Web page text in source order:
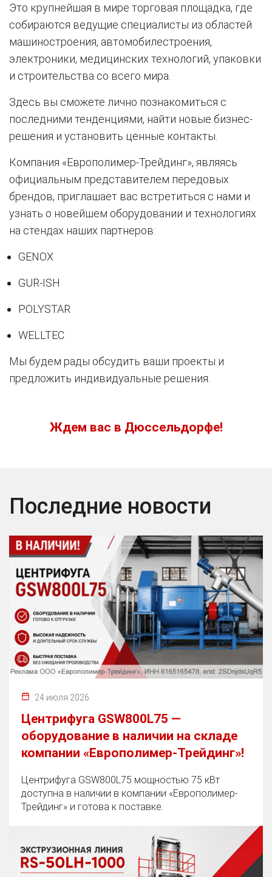
Это крупнейшая в мире торговая площадка, где
собираются ведущие специалисты из областей
машиностроения, автомобилестроения,
электроники, медицинских технологий, упаковки
и строительства со всего мира.
Здесь вы сможете лично познакомиться с
последними тенденциями, найти новые бизнес-
решения и установить ценные контакты.
Компания «Европолимер-Трейдинг», являясь
официальным представителем передовых
брендов, приглашает вас встретиться с нами и
узнать о новейшем оборудовании и технологиях
на стендах наших партнеров:
GENOX
GUR-ISH
POLYSTAR
WELLTEC
Мы будем рады обсудить ваши проекты и
предложить индивидуальные решения.
Ждем вас в Дюссельдорфе!
Последние новости
24 июля 2026
Центрифуга GSW800L75 —
оборудование в наличии на складе
компании «Европолимер-Трейдинг»!
Центрифуга GSW800L75 мощностью 75 кВт
доступна в наличии в компании «Европолимер-
Трейдинг» и готова к поставке.